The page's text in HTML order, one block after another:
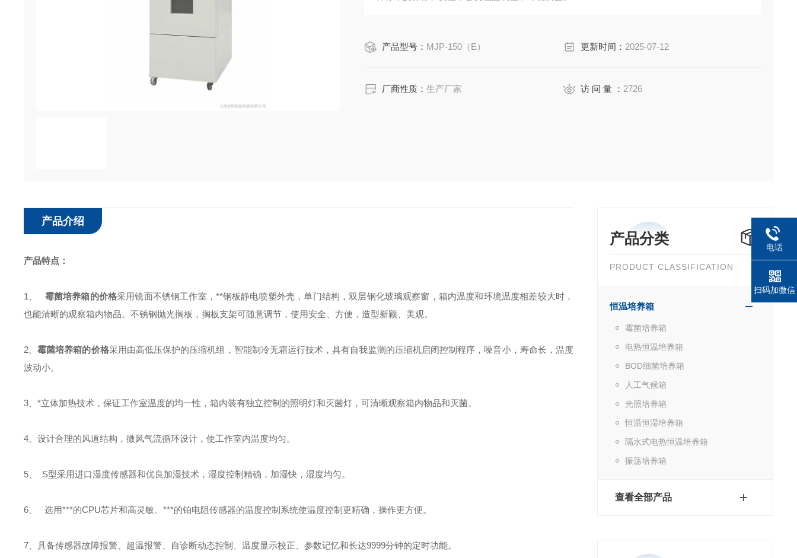
产品型号： MJP-150（E） 更新时间： 2025-07-12
厂商性质：生产厂家 访 问 量 ： 2726
产品分类
PRODUCT CLASSIFICATION
恒温培养箱
霉菌培养箱
电热恒温培养箱
BOD细菌培养箱
人工气候箱
光照培养箱
恒温恒湿培养箱
隔水式电热恒温培养箱
振荡培养箱
查看全部产品
产品介绍
产品特点：
1、 霉菌培养箱的价格采用镜面不锈钢工作室，**钢板静电喷塑外壳，单门结构，双层钢化玻璃观察窗，箱内温度和环境温度相差较大时，
也能清晰的观察箱内物品。不锈钢抛光搁板，搁板支架可随意调节，使用安全、方便，造型新颖、美观。
2、霉菌培养箱的价格采用由高低压保护的压缩机组，智能制冷无霜运行技术，具有自我监测的压缩机启闭控制程序，噪音小，寿命长，温度
波动小。
3、 *立体加热技术，保证工作室温度的均一性，箱内装有独立控制的照明灯和灭菌灯，可清晰观察箱内物品和灭菌。
4、 设计合理的风道结构，微风气流循环设计，使工作室内温度均匀。
5、 S型采用进口湿度传感器和优良加湿技术，湿度控制精确，加湿快，湿度均匀。
6、 选用***的CPU芯片和高灵敏、***的铂电阻传感器的温度控制系统使温度控制更精确，操作更方便。
7、 具备传感器故障报警、超温报警、自诊断动态控制、温度显示校正、参数记忆和长达9999分钟的定时功能。
电话
扫码加微信